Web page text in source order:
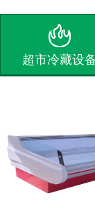
超市冷藏设